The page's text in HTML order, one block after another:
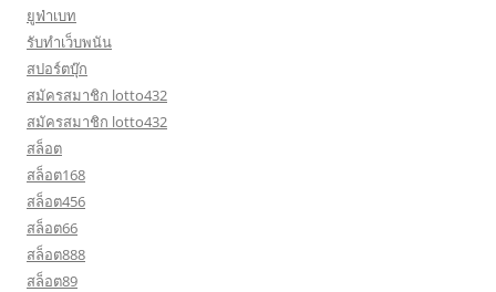
ยูฟ่าเบท
รับทำเว็บพนัน
สปอร์ตบุ๊ก
สมัครสมาชิก lotto432
สมัครสมาชิก lotto432
สล็อต
สล็อต168
สล็อต456
สล็อต66
สล็อต888
สล็อต89